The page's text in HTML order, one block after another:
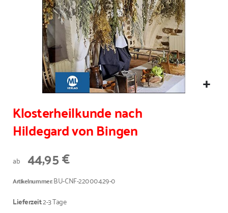
Klosterheilkunde nach
Hildegard von Bingen
ab 44,95 €
Artikelnummer BU-CNF-22000429-0
Lieferzeit2-3 Tage